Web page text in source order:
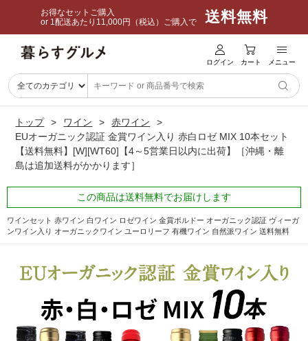
お得なセットご購入
or 1配送あたり11,000円（税込）ご購入で
送料無料
ログイン カート メニュー
トップ ワイン
赤ワイン
EUオーガニック認証 金賞ワイン入り 赤白ロゼ MIX 10本セット
【送料無料】[W][WT60]【4～5営業日以内に出荷】［沖縄・離
島は追加送料がかかります］
この商品は送料無料でお届けします
ワインセット 赤ワイン 白ワイン ロゼワイン 金賞ボルドー オーガニック認証 ヴィーガ
ンワイン入り オーガニックワイン ユーロリーフ 有機ワイン 自然派ワイン 送料無料